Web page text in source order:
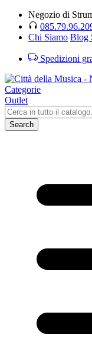
Negozio di
Chi Siamo Blog
Spedizioni
Categorie
Outlet
Search